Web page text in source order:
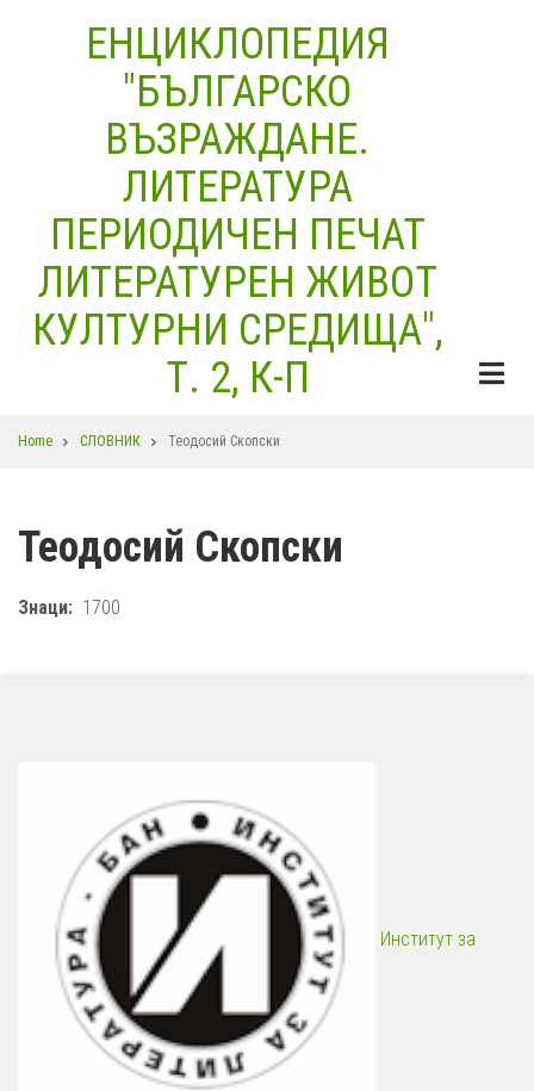
ЕНЦИКЛОПЕДИЯ
"БЪЛГАРСКО
ВЪЗРАЖДАНЕ.
ЛИТЕРАТУРА
ПЕРИОДИЧЕН ПЕЧАТ
ЛИТЕРАТУРЕН ЖИВОТ
КУЛТУРНИ СРЕДИЩА",
Т. 2, К-П
Breadcrumb
Home СЛОВНИК Теодосий Скопски
Теодосий Скопски
Знаци 1700
Институт за